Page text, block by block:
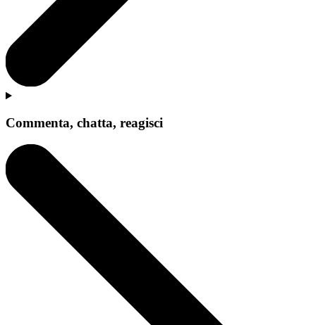
Commenta, chatta, reagisci